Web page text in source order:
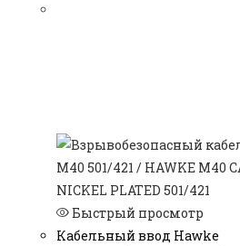
Быстрый просмотр
Кабельный ввод Hawke